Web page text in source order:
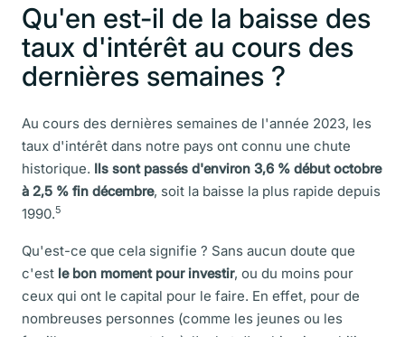
Qu'en est-il de la baisse des
taux d'intérêt au cours des
dernières semaines ?
Au cours des dernières semaines de l'année 2023, les
taux d'intérêt dans notre pays ont connu une chute
historique. Ils sont passés d'environ 3,6 % début octobre
à 2,5 % fin décembre, soit la baisse la plus rapide depuis
1990.5
Qu'est-ce que cela signifie ? Sans aucun doute que
c'est le bon moment pour investir, ou du moins pour
ceux qui ont le capital pour le faire. En effet, pour de
nombreuses personnes (comme les jeunes ou les